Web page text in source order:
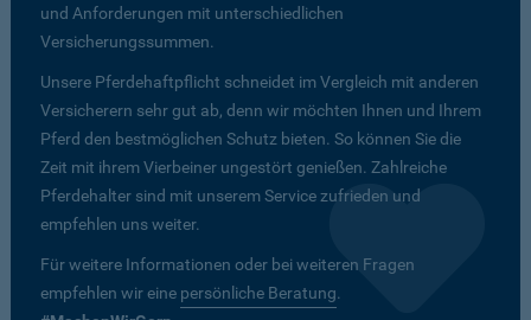
und Anforderungen mit unterschiedlichen
Versicherungssummen.
Unsere Pferdehaftpflicht schneidet im Vergleich mit anderen
Versicherern sehr gut ab, denn wir möchten Ihnen und Ihrem
Pferd den bestmöglichen Schutz bieten. So können Sie die
Zeit mit ihrem Vierbeiner ungestört genießen. Zahlreiche
Pferdehalter sind mit unserem Service zufrieden und
empfehlen uns weiter.
Für weitere Informationen oder bei weiteren Fragen
empfehlen wir eine persönliche Beratung.